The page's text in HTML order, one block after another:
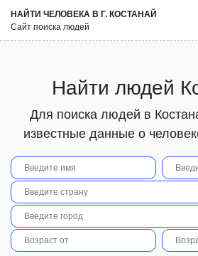
НАЙТИ ЧЕЛОВЕКА В Г. КОСТАНАЙ
Сайт поиска людей
Найти людей
Для поиска людей в
известные данные о